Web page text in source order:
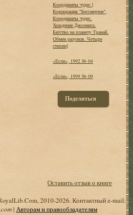
Координаты чудес [
Корпорация "Бессмертие",
Координаты чудес.
Хождение Джоэниса.
Бегство на планету Транай.
Обмен разумов. Четыре
стихии]
«Если», 1992 № 04
«Если», 1999 № 09
Поделиться
Оставить отзыв о книге
2010-2026. Контактный e-mail:
| Авторам и правообладателям